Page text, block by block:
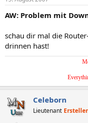
AW: Problem mit
schau dir mal die
drinnen hast!
Celeborn
Lieutenant